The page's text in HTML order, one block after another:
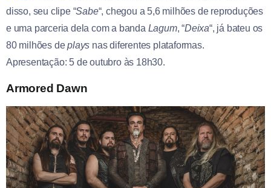
disso, seu clipe “Sabe“, chegou a 5,6 milhões de reproduções
e uma parceria dela com a banda Lagum, “Deixa“, já bateu os
80 milhões deplays nas diferentes plataformas.
Apresentação: 5 de outubro às 18h30.
Armored Dawn